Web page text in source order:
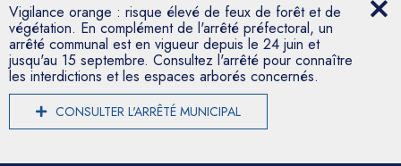
Vigilance orange : risque élevé de feux de forêt et de
végétation. En complément de l'arrêté préfectoral, un
arrêté communal est en vigueur depuis le 24 juin et
jusqu'au 15 septembre. Consultez l'arrêté pour connaître
les interdictions et les espaces arborés concernés.
CONSULTER L'ARRÊTÉ MUNICIPAL